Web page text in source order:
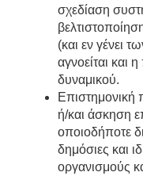
σχεδίαση
(και εν γένει
αγνοείται και
δυναμικού.
ή/και άσκηση
οποιοδήποτε
δημόσιες και
οργανισμούς